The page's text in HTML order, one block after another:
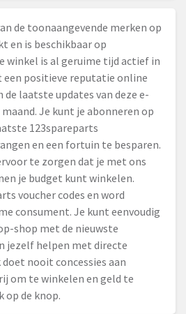
de toonaangevende merken op
en is beschikbaar op
winkel is al geruime tijd actief in
een positieve reputatie online
de laatste updates van deze e-
Je kunt je abonneren op
123spareparts
en een fortuin te besparen.
te zorgen dat je met ons
je budget kunt winkelen.
voucher codes en word
consument. Je kunt eenvoudig
shop met de nieuwste
jezelf helpen met directe
nooit concessies aan
om te winkelen en geld te
op de knop.